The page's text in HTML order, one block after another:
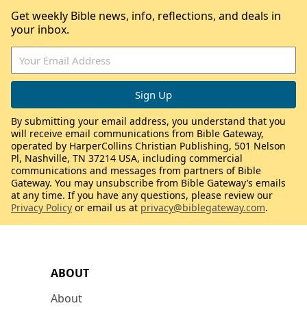
ABOUT
About
Get weekly Bible news, info, reflections, and deals in
your inbox.
By submitting your email address, you understand that you
will receive email communications from Bible Gateway,
operated by HarperCollins Christian Publishing, 501 Nelson
Pl, Nashville, TN 37214 USA, including commercial
communications and messages from partners of Bible
Gateway. You may unsubscribe from Bible Gateway’s emails
at any time. If you have any questions, please review our
Privacy Policy or email us at privacy@biblegateway.com.